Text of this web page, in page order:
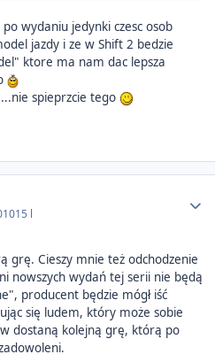
wydaniu jedynki czesc osob
jazdy i ze w Shift 2 bedzie
ktore ma nam dac lepsza
spieprzcie tego
15 l
grę. Cieszy mnie też odchodzenie
nowszych wydań tej serii nie będą
producent będzie mógł iść
się ludem, który może sobie
dostaną kolejną grę, którą po